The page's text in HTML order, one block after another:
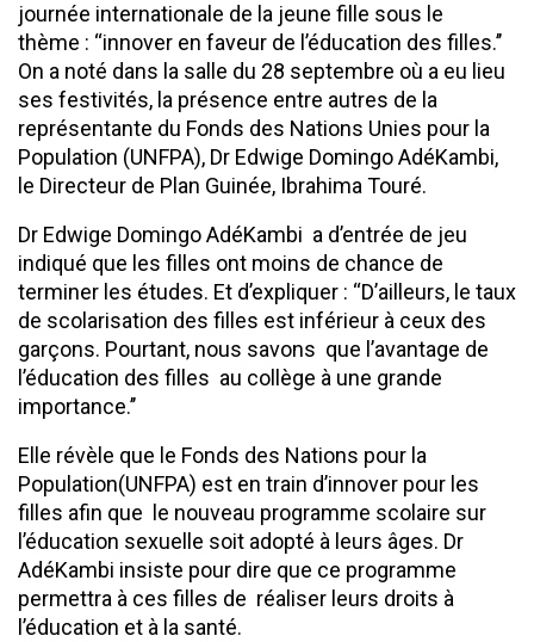
journée internationale de la jeune fille sous le
thème : ‘‘innover en faveur de l’éducation des filles.’’
On a noté dans la salle du 28 septembre où a eu lieu
ses festivités, la présence entre autres de la
représentante du Fonds des Nations Unies pour la
Population (UNFPA), Dr Edwige Domingo AdéKambi,
le Directeur de Plan Guinée, Ibrahima Touré.
Dr Edwige Domingo AdéKambi a d’entrée de jeu
indiqué que les filles ont moins de chance de
terminer les études. Et d’expliquer : ‘‘D’ailleurs, le taux
de scolarisation des filles est inférieur à ceux des
garçons. Pourtant, nous savons que l’avantage de
l’éducation des filles au collège à une grande
importance.’’
Elle révèle que le Fonds des Nations pour la
Population(UNFPA) est en train d’innover pour les
filles afin que le nouveau programme scolaire sur
l’éducation sexuelle soit adopté à leurs âges. Dr
AdéKambi insiste pour dire que ce programme
permettra à ces filles de réaliser leurs droits à
l’éducation et à la santé.